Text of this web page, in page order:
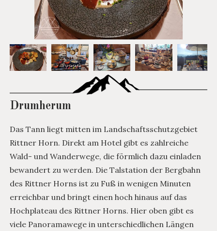
Drumherum
Das Tann liegt mitten im Landschaftsschutzgebiet
Rittner Horn. Direkt am Hotel gibt es zahlreiche
Wald- und Wanderwege, die förmlich dazu einladen
bewandert zu werden. Die Talstation der Bergbahn
des Rittner Horns ist zu Fuß in wenigen Minuten
erreichbar und bringt einen hoch hinaus auf das
Hochplateau des Rittner Horns. Hier oben gibt es
viele Panoramawege in unterschiedlichen Längen